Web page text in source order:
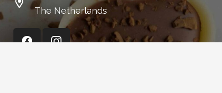
The Netherlands